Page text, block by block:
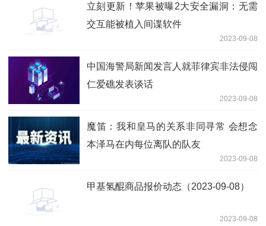
立刻更新！苹果被曝2大安全漏洞：无需
交互能被植入间谍软件
2023-09-08
中国海警局新闻发言人就菲律宾非法侵闯
仁爱礁发表谈话
2023-09-08
魔笛：我和皇马的关系非同寻常 会想念
本泽马在内每位离队的队友
2023-09-08
甲基氢醌商品报价动态（2023-09-08）
2023-09-08